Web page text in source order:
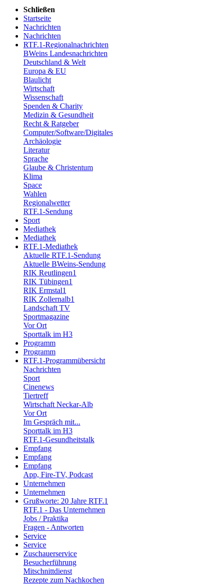
Schließen
Startseite
Nachrichten
Nachrichten
RTF.1-Regionalnachrichten
BWeins Landesnachrichten
Deutschland & Welt
Europa & EU
Blaulicht
Wirtschaft
Wissenschaft
Spenden & Charity
Medizin & Gesundheit
Recht & Ratgeber
Computer/Software/Digitales
Archäologie
Literatur
Sprache
Glaube & Christentum
Klima
Space
Wahlen
Regionalwetter
RTF.1-Sendung
Sport
Mediathek
Mediathek
RTF.1-Mediathek
Aktuelle RTF.1-Sendung
Aktuelle BWeins-Sendung
RIK Reutlingen1
RIK Tübingen1
RIK Ermstal1
RIK Zollernalb1
Landschaft TV
Sportmagazine
Vor Ort
Sporttalk im H3
Programm
Programm
RTF.1-Programmübersicht
Nachrichten
Sport
Cinenews
Tiertreff
Wirtschaft Neckar-Alb
Vor Ort
Im Gespräch mit...
Sporttalk im H3
RTF.1-Gesundheitstalk
Empfang
Empfang
Empfang
App, Fire-TV, Podcast
Unternehmen
Unternehmen
Grußworte: 20 Jahre RTF.1
RTF.1 - Das Unternehmen
Jobs / Praktika
Fragen - Antworten
Service
Service
Zuschauerservice
Besucherführung
Mitschnittdienst
Rezepte zum Nachkochen